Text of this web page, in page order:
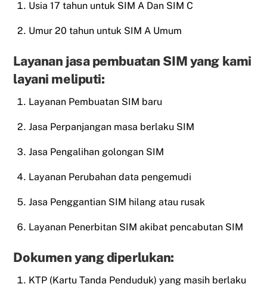
Usia 17 tahun untuk SIM A Dan SIM C
Umur 20 tahun untuk SIM A Umum
Layanan jasa pembuatan SIM yang kami
layani meliputi:
Layanan Pembuatan SIM baru
Jasa Perpanjangan masa berlaku SIM
Jasa Pengalihan golongan SIM
Layanan Perubahan data pengemudi
Jasa Penggantian SIM hilang atau rusak
Layanan Penerbitan SIM akibat pencabutan SIM
Dokumen yang diperlukan:
KTP (Kartu Tanda Penduduk) yang masih berlaku